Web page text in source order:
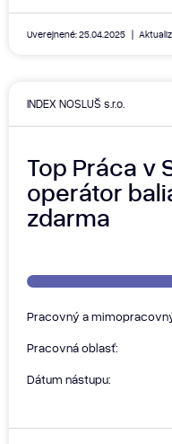
Uverejnené: 25.04.2025
INDEX NOSLUŠ s.r.o.
Top Práca v
operátor
zdarma
Pracovný a
Pracovná oblasť:
Dátum nástupu: